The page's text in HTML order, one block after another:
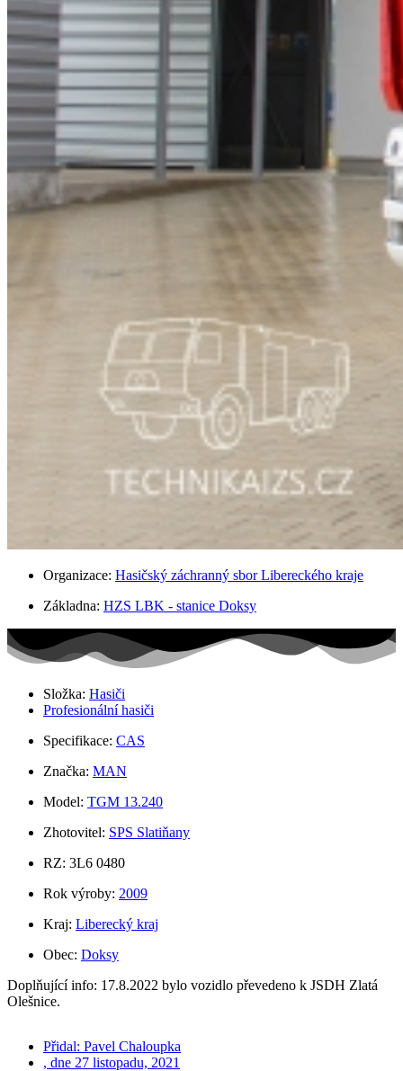
Organizace: Hasičský záchranný sbor Libereckého kraje
Základna: HZS LBK - stanice Doksy
Složka: Hasiči
Profesionální hasiči
Specifikace: CAS
Značka: MAN
Model: TGM 13.240
Zhotovitel: SPS Slatiňany
RZ: 3L6 0480
Rok výroby: 2009
Kraj: Liberecký kraj
Obec: Doksy
Doplňující info: 17.8.2022 bylo vozidlo převedeno k JSDH Zlatá
Olešnice.
Přidal: Pavel Chaloupka
, dne 27 listopadu, 2021